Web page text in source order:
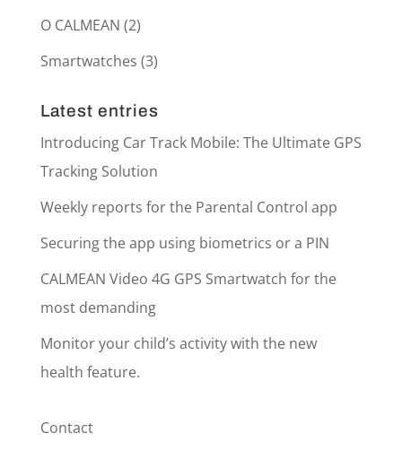
O CALMEAN (2)
Smartwatches (3)
Latest entries
Introducing Car Track Mobile: The Ultimate GPS
Tracking Solution
Weekly reports for the Parental Control app
Securing the app using biometrics or a PIN
CALMEAN Video 4G GPS Smartwatch for the
most demanding
Monitor your child’s activity with the new
health feature.
Contact